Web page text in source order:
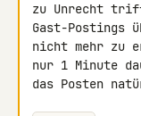
zu Unrecht
Gast-Postings
nicht mehr zu
nur 1 Minute
das Posten